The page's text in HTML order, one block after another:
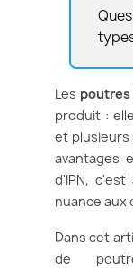
Les poutres
produit :
et plusieurs
avantages
d'IPN,
nuance aux
Dans cet
de